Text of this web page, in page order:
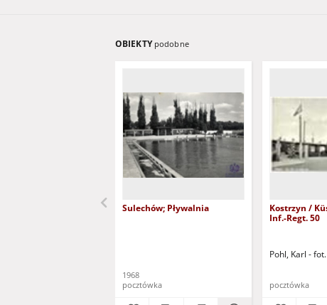
OBIEKTY podobne
Sulechów; Pływalnia
1968
pocztówka
Kostrzyn / Küstrin - Erg.-Batl.
Inf.-Regt. 50
Pohl, Karl - fot.
pocztówka